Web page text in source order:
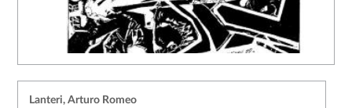
Lanteri, Arturo Romeo